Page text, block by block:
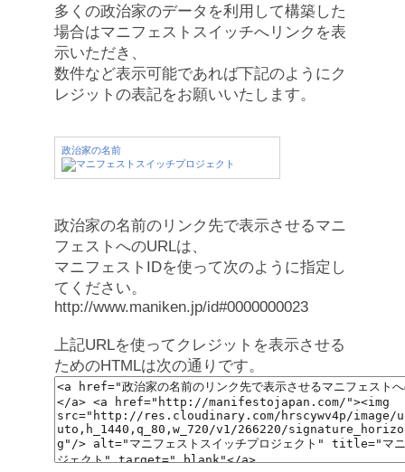
多くの政治家のデータを利用して構築した
場合はマニフェストスイッチへリンクを表
示いただき、
数件など表示可能であれば下記のようにク
レジットの表記をお願いいたします。
政治家の名前
政治家の名前のリンク先で表示させるマニ
フェストへのURLは、
マニフェストIDを使って次のように指定し
てください。
http://www.maniken.jp/id#0000000023
上記URLを使ってクレジットを表示させる
ためのHTMLは次の通りです。